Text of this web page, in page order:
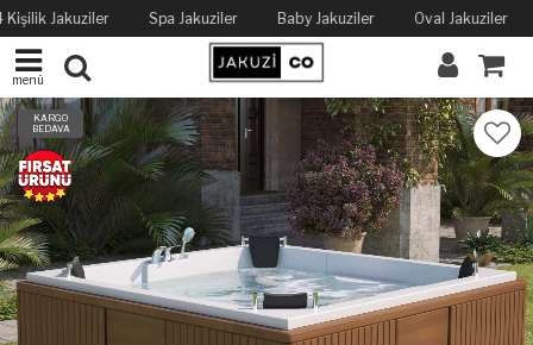
Jakuziler Spa Jakuziler Baby Jakuziler Oval Jakuziler
menü
KARGO
BEDAVA